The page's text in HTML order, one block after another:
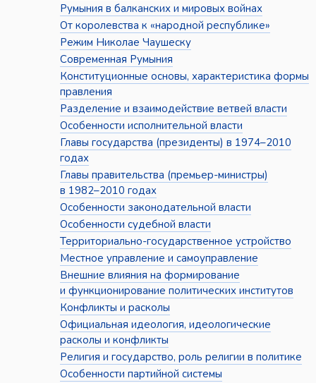
Румыния в балканских и мировых войнах
От королевства к «народной республике»
Режим Николае Чаушеску
Современная Румыния
Конституционные основы, характеристика формы
правления
Разделение и взаимодействие ветвей власти
Особенности исполнительной власти
Главы государства (президенты) в 1974–2010
годах
Главы правительства (премьер-министры)
в 1982–2010 годах
Особенности законодательной власти
Особенности судебной власти
Территориально-государственное устройство
Местное управление и самоуправление
Внешние влияния на формирование
и функционирование политических институтов
Конфликты и расколы
Официальная идеология, идеологические
расколы и конфликты
Религия и государство, роль религии в политике
Особенности партийной системы